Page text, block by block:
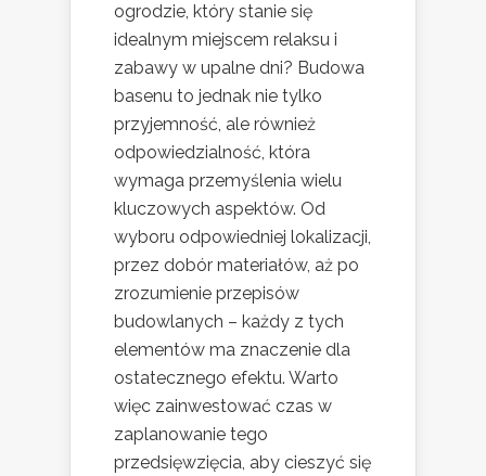
ogrodzie, który stanie się
idealnym miejscem relaksu i
zabawy w upalne dni? Budowa
basenu to jednak nie tylko
przyjemność, ale również
odpowiedzialność, która
wymaga przemyślenia wielu
kluczowych aspektów. Od
wyboru odpowiedniej lokalizacji,
przez dobór materiałów, aż po
zrozumienie przepisów
budowlanych – każdy z tych
elementów ma znaczenie dla
ostatecznego efektu. Warto
więc zainwestować czas w
zaplanowanie tego
przedsięwzięcia, aby cieszyć się